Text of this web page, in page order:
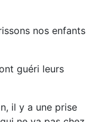
nos enfants
guéri leurs
il y a une prise